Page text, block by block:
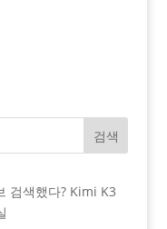
검색
검색했다? Kimi K3